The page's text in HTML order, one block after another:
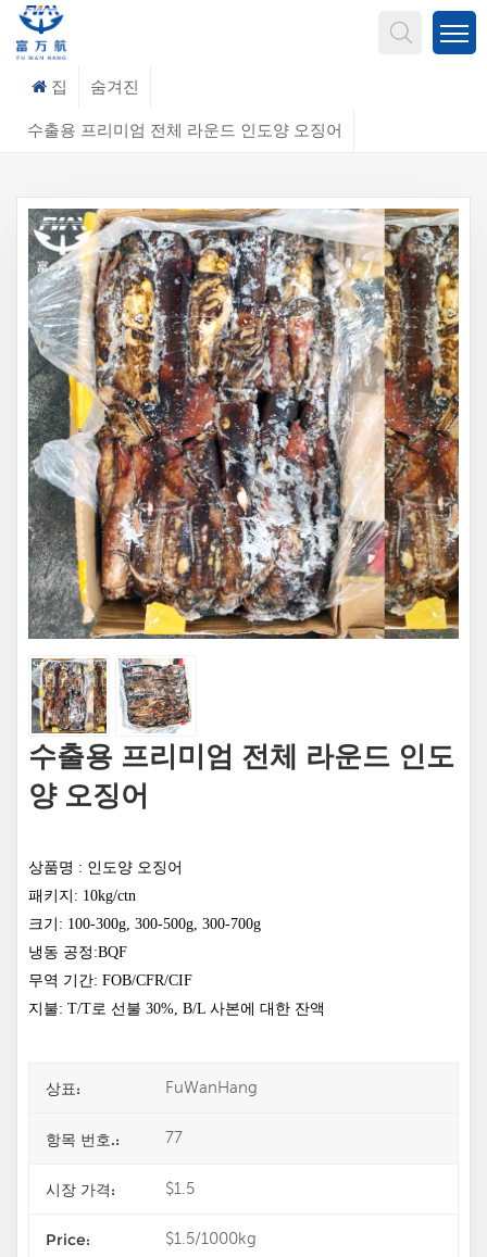
집 숨겨진
수출용 프리미엄 전체 라운드 인도양 오징어
수출용 프리미엄 전체 라운드 인도
양 오징어
상품명 : 인도양 오징어
패키지: 10kg/ctn
크기: 100-300g, 300-500g, 300-700g
냉동 공정:BQF
무역 기간: FOB/CFR/CIF
지불: T/T로 선불 30%, B/L 사본에 대한 잔액
상표: FuWanHang
항목 번호.: 77
시장 가격: $1.5
Price: $1.5/1000kg